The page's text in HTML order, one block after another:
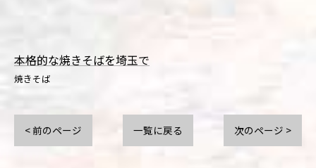
本格的な焼きそばを埼玉で
焼きそば
< 前のページ 一覧に戻る 次のページ >